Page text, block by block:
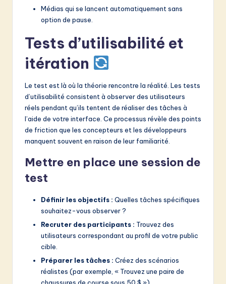
Médias qui se lancent automatiquement sans
option de pause.
Tests d’utilisabilité et
itération
Le test est là où la théorie rencontre la réalité. Les tests
d’utilisabilité consistent à observer des utilisateurs
réels pendant qu’ils tentent de réaliser des tâches à
l’aide de votre interface. Ce processus révèle des points
de friction que les concepteurs et les développeurs
manquent souvent en raison de leur familiarité.
Mettre en place une session de
test
Définir les objectifs : Quelles tâches spécifiques
souhaitez-vous observer ?
Recruter des participants : Trouvez des
utilisateurs correspondant au profil de votre public
cible.
Préparer les tâches : Créez des scénarios
réalistes (par exemple, « Trouvez une paire de
chaussures de course sous 50 $ »).